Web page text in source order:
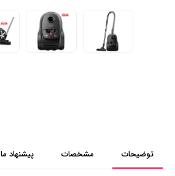
توضیحات مشخصات پیشنهاد ما